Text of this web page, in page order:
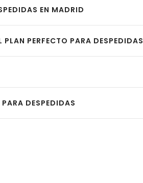
EN MADRID
PERFECTO PARA DESPEDIDAS
DESPEDIDAS